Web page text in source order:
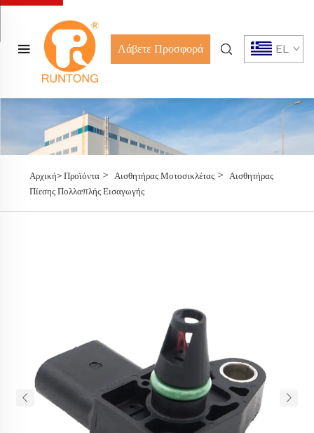
Λάβετε Προσφορά EL
Αρχική>Προϊόντα> Αισθητήρας Μοτοσικλέτας>
Αισθητήρας
Πίεσης Πολλαπλής Εισαγωγής